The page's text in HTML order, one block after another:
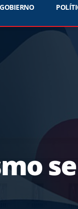
GOBIERNO